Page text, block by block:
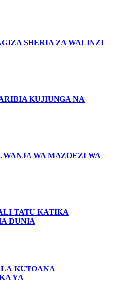
SHERIA ZA WALINZI
KUJIUNGA NA
WA MAZOEZI WA
TATU KATIKA
DUNIA
KUTOANA
YA